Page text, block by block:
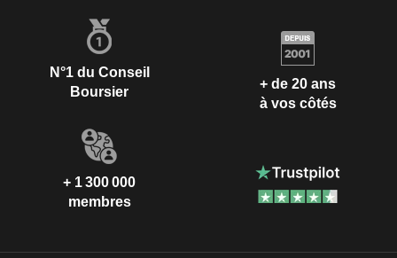
N°1 du Conseil
Boursier
+ de 20 ans
à vos côtés
+ 1 300 000
membres